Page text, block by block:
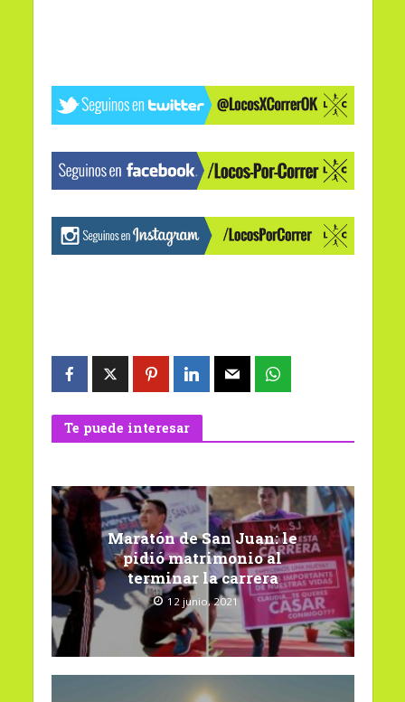
Te puede interesar
Maratón de San Juan: le
pidió matrimonio al
terminar la carrera
12 junio, 2021